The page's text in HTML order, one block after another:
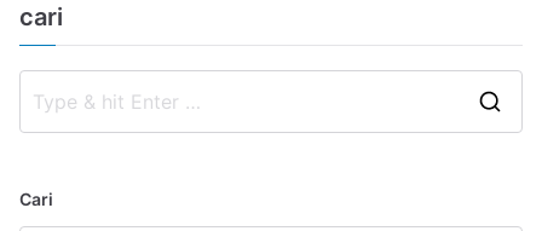
cari
Cari